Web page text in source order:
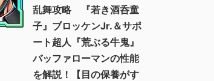
乱舞攻略 『若き酒呑童
子』ブロッケンJr.＆サポ
ート超人『荒ぶる牛鬼』
バッファローマンの性能
を解説！【目の保養がす